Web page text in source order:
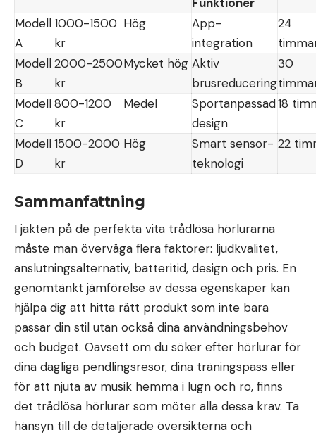
Modell
A
1000-1500
kr
Hög
App-
integration
24
Modell
B
2000-2500
kr
Mycket hög Aktiv
brusreducering
30
Modell
C
800-1200
kr
Medel
Sportanpassad
design
18
Modell
D
1500-2000
kr
Hög
Smart sensor-
teknologi
22
Sammanfattning
I jakten på de perfekta vita trådlösa hörlurarna
måste man överväga flera faktorer: ljudkvalitet,
anslutningsalternativ, batteritid, design och pris. En
genomtänkt jämförelse av dessa egenskaper kan
hjälpa dig att hitta rätt produkt som inte bara
passar din stil utan också dina användningsbehov
och budget. Oavsett om du söker efter hörlurar för
dina dagliga pendlingsresor, dina träningspass eller
för att njuta av musik hemma i lugn och ro, finns
det trådlösa hörlurar som möter alla dessa krav. Ta
hänsyn till de detaljerade översikterna och